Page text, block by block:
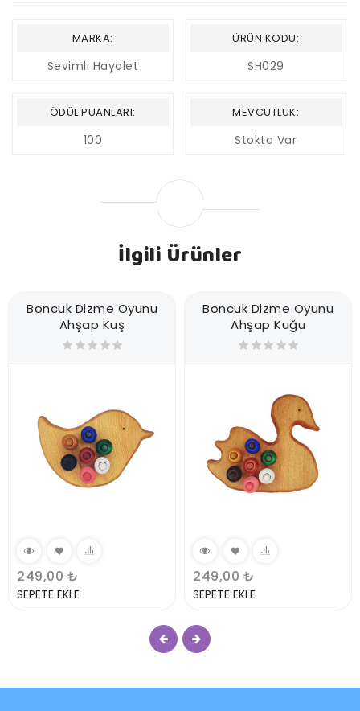
MARKA:
Sevimli Hayalet
ÜRÜN KODU:
SH029
ÖDÜL PUANLARI:
100
MEVCUTLUK:
Stokta Var
İlgili Ürünler
Boncuk Dizme Oyunu
Ahşap Kuş
249,00 ₺
SEPETE EKLE
Boncuk Dizme Oyunu
Ahşap Kuğu
249,00 ₺
SEPETE EKLE